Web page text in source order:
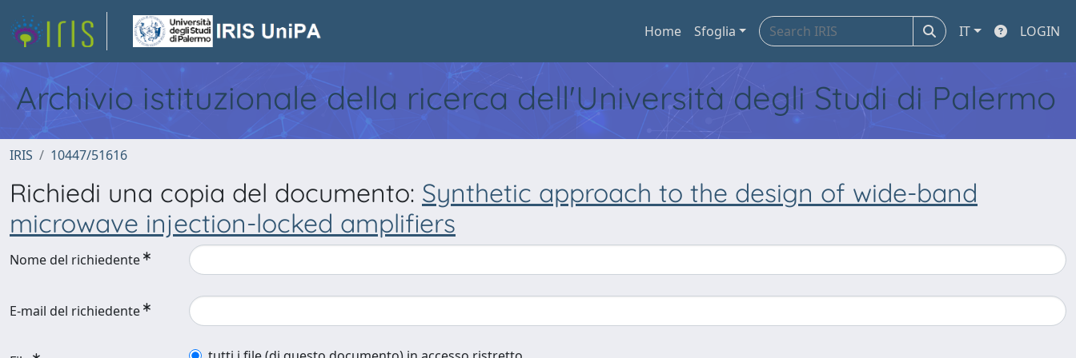
Home Sfoglia IT LOGIN
Archivio istituzionale della ricerca dell'Università degli Studi di Palermo
IRIS 10447/51616
Richiedi una copia del documento: Synthetic approach to the design of wide-band
microwave injection-locked amplifiers
Nome del richiedente
E-mail del richiedente